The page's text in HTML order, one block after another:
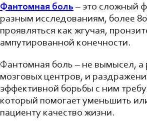
Фантомная боль – это сложный
разным исследованиям, более
проявляться как жгучая,
ампутированной конечности.
Фантомная боль – не вымысел, а
мозговых центров, и
эффективной борьбы с ним
который помогает уменьшить
пациенту качество жизни.